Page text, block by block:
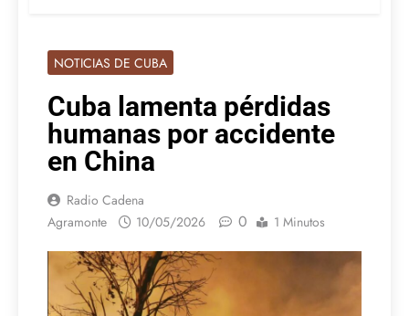
NOTICIAS DE CUBA
Cuba lamenta pérdidas
humanas por accidente
en China
Radio Cadena
Agramonte
10/05/2026 0 1 Minutos